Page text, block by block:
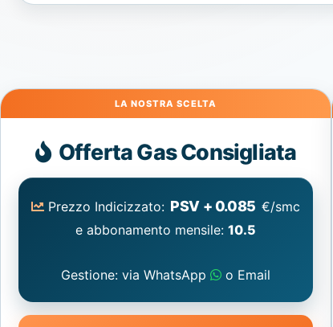
Gas
Offerta Gas Consigliata
Prezzo Indicizzato: PSV + 0.085 €/smc
e abbonamento mensile:10.5
Gestione: via WhatsApp o Email